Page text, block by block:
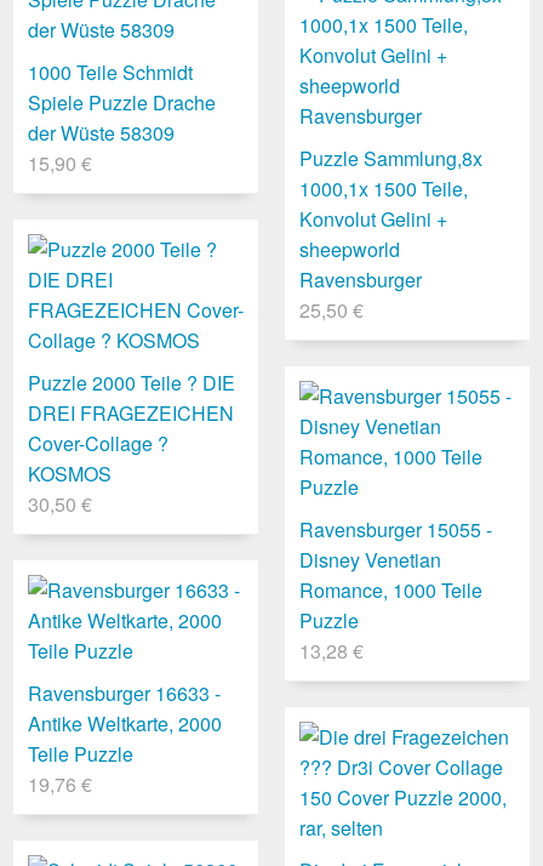
1000 Teile Schmidt
Spiele Puzzle Drache
der Wüste 58309
15,90 €
Puzzle Sammlung,8x
1000,1x 1500 Teile,
Konvolut Gelini +
sheepworld
Ravensburger
25,50 €
Puzzle 2000 Teile ? DIE
DREI FRAGEZEICHEN
Cover-Collage ?
KOSMOS
30,50 €
Ravensburger 15055 -
Disney Venetian
Romance, 1000 Teile
Puzzle
13,28 €
Ravensburger 16633 -
Antike Weltkarte, 2000
Teile Puzzle
19,76 €